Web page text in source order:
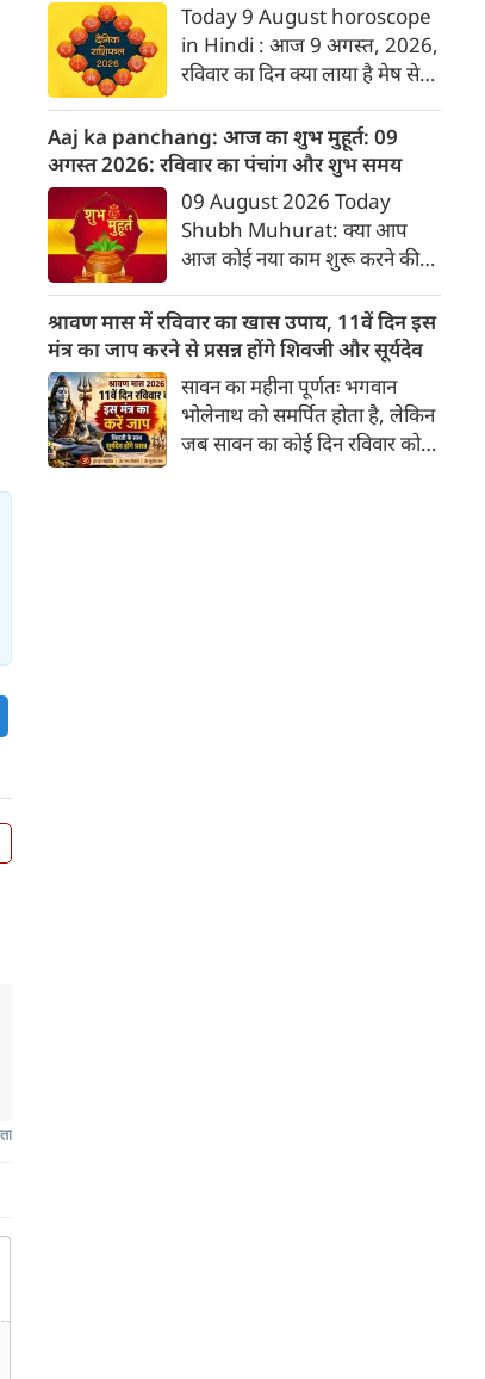
दिनांक 9 को जन्मे व्यक्तियों के बारे
में जानकारी :
2026)
Today 9 August horoscope
in Hindi : आज 9 अगस्‍त, 2026,
रविवार का दिन क्या लाया है मेष से
डेली होरोस्कोप के अनुसार वेबदुनिया
पर दैनिक राशिफल के बारे में एकदम
सटीक जानकारी...
Aaj ka panchang: आज का शुभ मुहूर्त: 09
अगस्‍त 2026: रविवार का पंचांग और शुभ समय
09 August 2026 Today
Shubh Muhurat: क्या आप
आज कोई नया काम शुरू करने की
लेने वाले हैं? ज्योतिष और पंचांग के
अनुसार, किसी भी शुभ कार्य को सही
मुहूर्त में करने से सफलता की
संभावना बढ़ जाती है। 'वेबदुनिया'
आपके लिए लेकर आया है 09
अगस्‍त, 2026 का विशेष पंचांग और
श्रावण मास में रविवार का खास उपाय, 11वें दिन इस
मंत्र का जाप करने से प्रसन्न होंगे शिवजी और सूर्यदेव
सावन का महीना पूर्णतः भगवान
भोलेनाथ को समर्पित होता है, लेकिन
जब सावन का कोई दिन रविवार को